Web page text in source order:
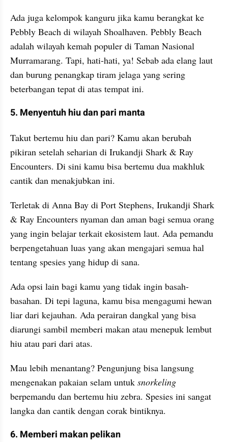
Ada juga kelompok kanguru jika kamu berangkat ke
Pebbly Beach di wilayah Shoalhaven. Pebbly Beach
adalah wilayah kemah populer di Taman Nasional
Murramarang. Tapi, hati-hati, ya! Sebab ada elang laut
dan burung penangkap tiram jelaga yang sering
beterbangan tepat di atas tempat ini.
5. Menyentuh hiu dan pari manta
Takut bertemu hiu dan pari? Kamu akan berubah
pikiran setelah seharian di Irukandji Shark & Ray
Encounters. Di sini kamu bisa bertemu dua makhluk
cantik dan menakjubkan ini.
Terletak di Anna Bay di Port Stephens, Irukandji Shark
& Ray Encounters nyaman dan aman bagi semua orang
yang ingin belajar terkait ekosistem laut. Ada pemandu
berpengetahuan luas yang akan mengajari semua hal
tentang spesies yang hidup di sana.
Ada opsi lain bagi kamu yang tidak ingin basah-
basahan. Di tepi laguna, kamu bisa mengagumi hewan
liar dari kejauhan. Ada perairan dangkal yang bisa
diarungi sambil memberi makan atau menepuk lembut
hiu atau pari dari atas.
Mau lebih menantang? Pengunjung bisa langsung
mengenakan pakaian selam untuk
berpemandu dan bertemu hiu zebra. Spesies ini sangat
langka dan cantik dengan corak bintiknya.
6. Memberi makan pelikan